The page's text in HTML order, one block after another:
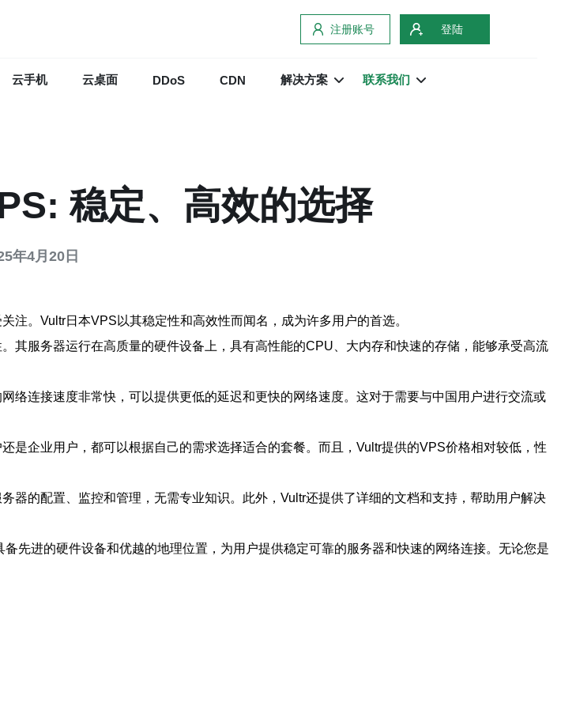
注册账号 登陆
云手机 云桌面 DDoS CDN 解决方案 联系我们
稳定、高效的选择
年4月20日
。Vultr日本VPS以其稳定性和高效性而闻名，成为许多用户的首选。
其服务器运行在高质量的硬件设备上，具有高性能的CPU、大内存和快速的存储，能够承受高流
络连接速度非常快，可以提供更低的延迟和更快的网络速度。这对于需要与中国用户进行交流或
是企业用户，都可以根据自己的需求选择适合的套餐。而且，Vultr提供的VPS价格相对较低，性
器的配置、监控和管理，无需专业知识。此外，Vultr还提供了详细的文档和支持，帮助用户解决
先进的硬件设备和优越的地理位置，为用户提供稳定可靠的服务器和快速的网络连接。无论您是